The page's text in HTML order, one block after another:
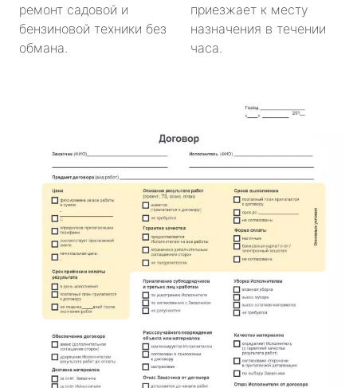
ремонт садовой и
бензиновой техники без
обмана.
приезжает к месту
назначения в течении
часа.